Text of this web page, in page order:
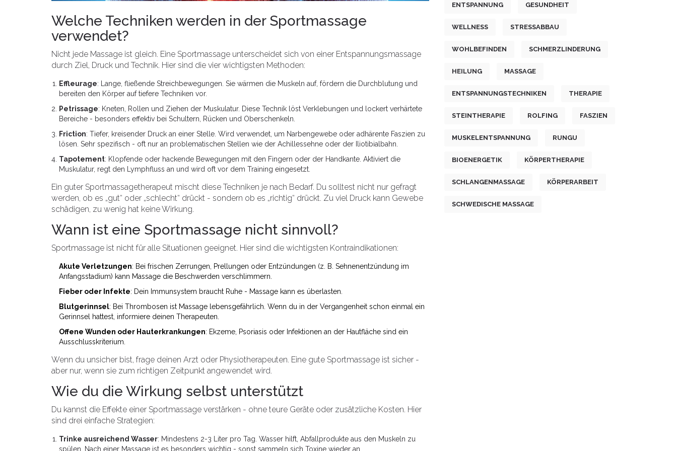
Welche Techniken werden in der Sportmassage
verwendet?
Nicht jede Massage ist gleich. Eine Sportmassage unterscheidet sich von einer Entspannungsmassage
durch Ziel, Druck und Technik. Hier sind die vier wichtigsten Methoden:
Effleurage: Lange, fließende Streichbewegungen. Sie wärmen die Muskeln auf, fördern die Durchblutung und
bereiten den Körper auf tiefere Techniken vor.
Petrissage: Kneten, Rollen und Ziehen der Muskulatur. Diese Technik löst Verklebungen und lockert verhärtete
Bereiche - besonders effektiv bei Schultern, Rücken und Oberschenkeln.
Friction: Tiefer, kreisender Druck an einer Stelle. Wird verwendet, um Narbengewebe oder adhärente Faszien zu
lösen. Sehr spezifisch - oft nur an problematischen Stellen wie der Achillessehne oder der Iliotibialbahn.
Tapotement: Klopfende oder hackende Bewegungen mit den Fingern oder der Handkante. Aktiviert die
Muskulatur, regt den Lymphfluss an und wird oft vor dem Training eingesetzt.
Ein guter Sportmassagetherapeut mischt diese Techniken je nach Bedarf. Du solltest nicht nur gefragt
werden, ob es „gut“ oder „schlecht“ drückt - sondern ob es „richtig“ drückt. Zu viel Druck kann Gewebe
schädigen, zu wenig hat keine Wirkung.
Wann ist eine Sportmassage nicht sinnvoll?
Sportmassage ist nicht für alle Situationen geeignet. Hier sind die wichtigsten Kontraindikationen:
Akute Verletzungen: Bei frischen Zerrungen, Prellungen oder Entzündungen (z. B. Sehnenentzündung im
Anfangsstadium) kann Massage die Beschwerden verschlimmern.
Fieber oder Infekte: Dein Immunsystem braucht Ruhe - Massage kann es überlasten.
Blutgerinnsel: Bei Thrombosen ist Massage lebensgefährlich. Wenn du in der Vergangenheit schon einmal ein
Gerinnsel hattest, informiere deinen Therapeuten.
Offene Wunden oder Hauterkrankungen: Ekzeme, Psoriasis oder Infektionen an der Hautfläche sind ein
Ausschlusskriterium.
Wenn du unsicher bist, frage deinen Arzt oder Physiotherapeuten. Eine gute Sportmassage ist sicher -
aber nur, wenn sie zum richtigen Zeitpunkt angewendet wird.
Wie du die Wirkung selbst unterstützt
Du kannst die Effekte einer Sportmassage verstärken - ohne teure Geräte oder zusätzliche Kosten. Hier
sind drei einfache Strategien:
Trinke ausreichend Wasser: Mindestens 2-3 Liter pro Tag. Wasser hilft, Abfallprodukte aus den Muskeln zu
spülen. Nach einer Massage ist es besonders wichtig - sonst sammeln sich Toxine wieder an.
ENTSPANNUNG GESUNDHEIT
WELLNESS STRESSABBAU
WOHLBEFINDEN SCHMERZLINDERUNG
HEILUNG MASSAGE
ENTSPANNUNGSTECHNIKEN THERAPIE
STEINTHERAPIE ROLFING FASZIEN
MUSKELENTSPANNUNG RUNGU
BIOENERGETIK KÖRPERTHERAPIE
SCHLANGENMASSAGE KÖRPERARBEIT
SCHWEDISCHE MASSAGE